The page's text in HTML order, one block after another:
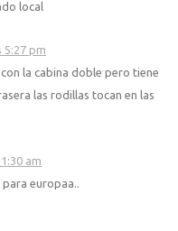
local
5:27 pm
la cabina doble pero tiene
las rodillas tocan en las
am
europaa..